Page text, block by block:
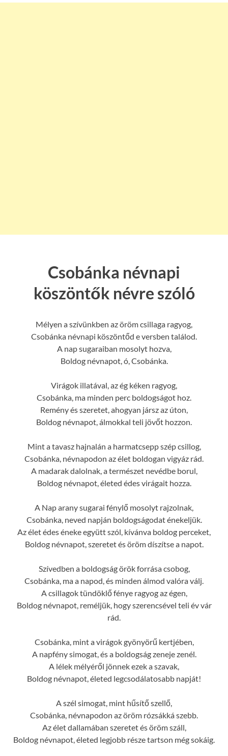
Csobánka névnapi
köszöntők névre szóló
Mélyen a szívünkben az öröm csillaga ragyog,
Csobánka névnapi köszöntőd e versben találod.
A nap sugaraiban mosolyt hozva,
Boldog névnapot, ó, Csobánka.
Virágok illatával, az ég kéken ragyog,
Csobánka, ma minden perc boldogságot hoz.
Remény és szeretet, ahogyan jársz az úton,
Boldog névnapot, álmokkal teli jövőt hozzon.
Mint a tavasz hajnalán a harmatcsepp szép csillog,
Csobánka, névnapodon az élet boldogan vigyáz rád.
A madarak dalolnak, a természet nevédbe borul,
Boldog névnapot, életed édes virágait hozza.
A Nap arany sugarai fénylő mosolyt rajzolnak,
Csobánka, neved napján boldogságodat énekeljük.
Az élet édes éneke együtt szól, kívánva boldog perceket,
Boldog névnapot, szeretet és öröm díszítse a napot.
Szívedben a boldogság örök forrása csobog,
Csobánka, ma a napod, és minden álmod valóra válj.
A csillagok tündöklő fénye ragyog az égen,
Boldog névnapot, reméljük, hogy szerencsével teli év vár
rád.
Csobánka, mint a virágok gyönyörű kertjében,
A napfény simogat, és a boldogság zeneje zenél.
A lélek mélyéről jönnek ezek a szavak,
Boldog névnapot, életed legcsodálatosabb napját!
A szél simogat, mint hűsítő szellő,
Csobánka, névnapodon az öröm rózsákká szebb.
Az élet dallamában szeretet és öröm száll,
Boldog névnapot, életed legjobb része tartson még sokáig.